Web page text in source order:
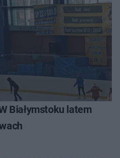
Białymstoku latem